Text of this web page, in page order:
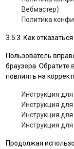
Вебмастер)
Политика
3.5.3. Как
Пользователь
браузера.
повлиять на
Инструкция
Инструкция
Инструкция
Инструкция
Продолжая